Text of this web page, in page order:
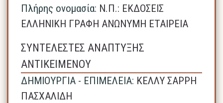
Πλήρης ονομασία: N.Π.: ΕΚΔΟΣΕΙΣ
ΕΛΛΗΝΙΚΗ ΓΡΑΦΗ ΑΝΩΝΥΜΗ ΕΤΑΙΡΕΙΑ
ΣΥΝΤΕΛΕΣΤΕΣ ΑΝΑΠΤΥΞΗΣ
ΑΝΤΙΚΕΙΜΕΝΟΥ
ΔΗΜΙΟΥΡΓΙΑ - ΕΠΙΜΕΛΕΙΑ: ΚΕΛΛΥ ΣΑΡΡΗ
ΠΑΣΧΑΛΙΔΗ